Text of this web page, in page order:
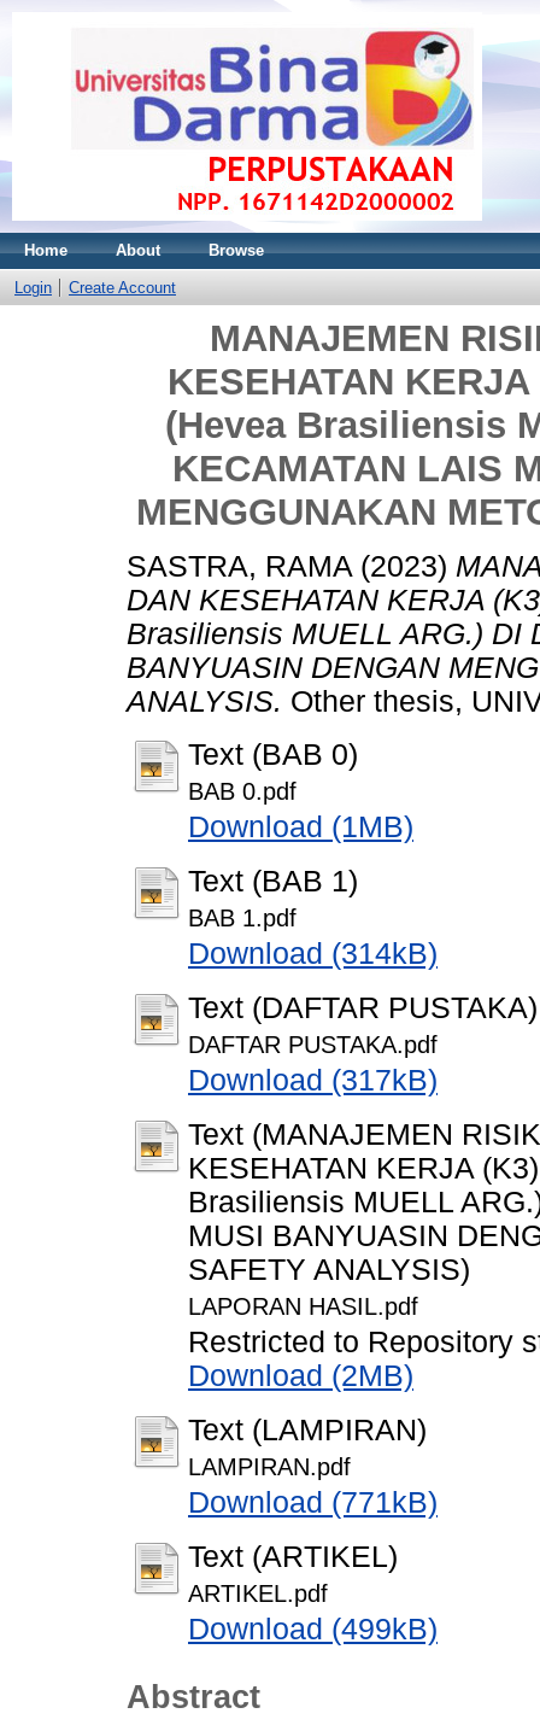
Home About Browse
Login Create Account
MANAJEMEN
KESEHATAN
(Hevea Brasiliensis
KECAMATAN LAIS
MENGGUNAKAN
SASTRA, RAMA (2023)
DAN KESEHATAN KERJA
Brasiliensis MUELL ARG.) DI
BANYUASIN DENGAN
ANALYSIS. Other thesis,
Text (BAB 0)
BAB 0.pdf
Download (1MB)
Text (BAB 1)
BAB 1.pdf
Download (314kB)
Text (DAFTAR PUSTAKA)
DAFTAR PUSTAKA.pdf
Download (317kB)
Text (MANAJEMEN
KESEHATAN KERJA
Brasiliensis MUELL
MUSI BANYUASIN
SAFETY ANALYSIS)
LAPORAN HASIL.pdf
Restricted to Repository
Download (2MB)
Text (LAMPIRAN)
LAMPIRAN.pdf
Download (771kB)
Text (ARTIKEL)
ARTIKEL.pdf
Download (499kB)
Abstract